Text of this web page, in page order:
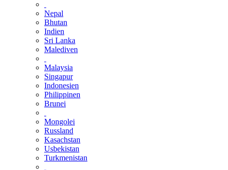
Nepal
Bhutan
Indien
Sri Lanka
Malediven
Malaysia
Singapur
Indonesien
Philippinen
Brunei
Mongolei
Russland
Kasachstan
Usbekistan
Turkmenistan